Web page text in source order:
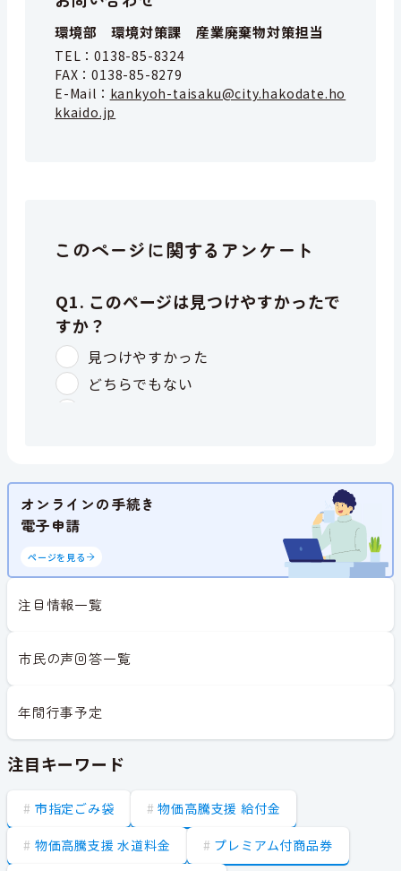
環境部 環境対策課 産業廃棄物対策担当
TEL：0138-85-8324
FAX：0138-85-8279
E-Mail： kankyoh-taisaku@city.hakodate.ho
kkaido.jp
このページに関するアンケート
オンラインの手続き
電子申請
ページを見る
注目情報一覧
市民の声回答一覧
年間行事予定
注目キーワード
市指定ごみ袋 物価高騰支援 給付金
物価高騰支援 水道料金 プレミアム付商品券